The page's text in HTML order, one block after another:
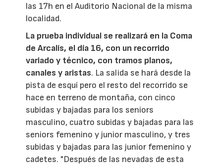
las 17h en el Auditorio Nacional de la misma
localidad.
La prueba individual se realizará en la Coma
de Arcalís, el día 16, con un recorrido
variado y técnico, con tramos planos,
canales y aristas. La salida se hará desde la
pista de esquí pero el resto del recorrido se
hace en terreno de montaña, con cinco
subidas y bajadas para los seniors
masculino, cuatro subidas y bajadas para las
seniors femenino y junior masculino, y tres
subidas y bajadas para las junior femenino y
cadetes. "Después de las nevadas de esta